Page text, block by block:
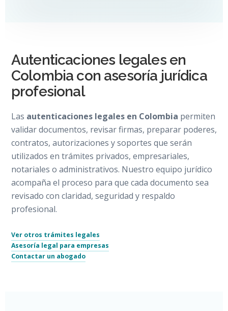
Autenticaciones legales en
Colombia con asesoría jurídica
profesional
Las autenticaciones legales en Colombia permiten
validar documentos, revisar firmas, preparar poderes,
contratos, autorizaciones y soportes que serán
utilizados en trámites privados, empresariales,
notariales o administrativos. Nuestro equipo jurídico
acompaña el proceso para que cada documento sea
revisado con claridad, seguridad y respaldo
profesional.
Ver otros trámites legales
Asesoría legal para empresas
Contactar un abogado